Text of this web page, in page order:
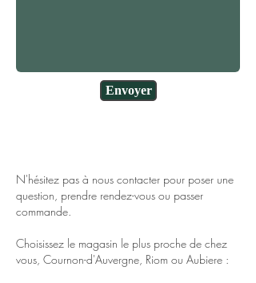
Envoyer
N'hésitez pas à nous contacter pour poser une
question, prendre rendez-vous ou passer
commande.
Choisissez le magasin le plus proche de chez
vous, Cournon-d'Auvergne, Riom ou Aubiere :